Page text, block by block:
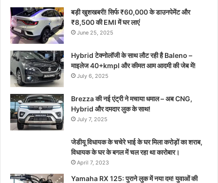
बड़ी खुशखबरी! सिर्फ ₹60,000 के डाउनपेमेंट और
₹8,500 की EMI में घर लाएं
June 25, 2025
Hybrid टेक्नोलॉजी के साथ लौट रही है Baleno –
माइलेज 40+kmpl और कीमत आम आदमी की जेब में!
July 6, 2025
Brezza की नई एंट्री ने मचाया धमाल – अब CNG,
Hybrid और दमदार लुक के साथ!
July 7, 2025
जेडीयू विधायक के चचेरे भाई के घर मिला करोड़ों का शराब,
विधायक के घर के बगल में चल रहा था कारोबार।
April 7, 2023
Yamaha RX 125: पुराने लुक में नया दम! युवाओं की